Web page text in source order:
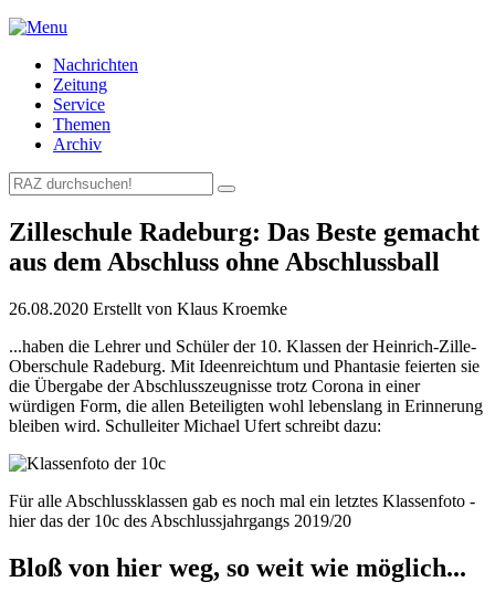
Nachrichten
Zeitung
Service
Themen
Archiv
Zilleschule Radeburg: Das Beste gemacht
aus dem Abschluss ohne Abschlussball
26.08.2020 Erstellt von Klaus Kroemke
...haben die Lehrer und Schüler der 10. Klassen der Heinrich-Zille-
Oberschule Radeburg. Mit Ideenreichtum und Phantasie feierten sie
die Übergabe der Abschlusszeugnisse trotz Corona in einer
würdigen Form, die allen Beteiligten wohl lebenslang in Erinnerung
bleiben wird. Schulleiter Michael Ufert schreibt dazu:
Für alle Abschlussklassen gab es noch mal ein letztes Klassenfoto -
hier das der 10c des Abschlussjahrgangs 2019/20
Bloß von hier weg, so weit wie möglich...